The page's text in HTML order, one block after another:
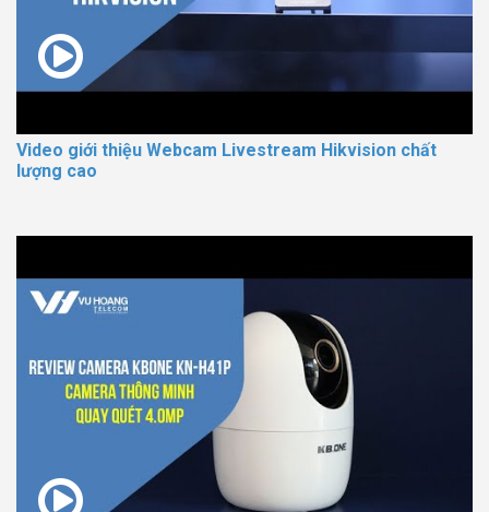
Video giới thiệu Webcam Livestream Hikvision chất
lượng cao